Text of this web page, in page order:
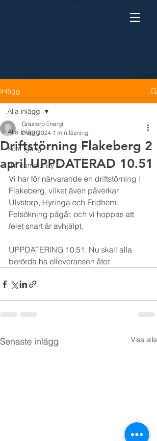
Inlägg
Alla inlägg
Kom igång
Din community
Alla inlägg
Driftstörning Flakeberg 2
april UPPDATERAD 10.51
Grästorp Energi
2 apr. 2024 1 min läsning
Vi har för närvarande en driftstörning i
Flakeberg, vilket även påverkar
Ulvstorp, Hyringa och Fridhem.
Felsökning pågår, och vi hoppas att
felet snart är avhjälpt.
UPPDATERING 10.51: Nu skall alla
berörda ha elleveransen åter.
Senaste inlägg Visa alla